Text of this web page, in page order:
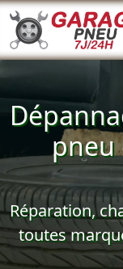
pneu
Réparation,
toutes